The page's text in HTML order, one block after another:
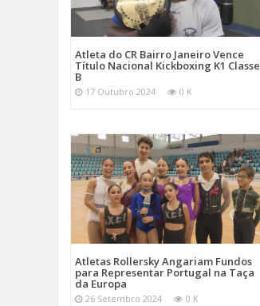
Atleta do CR Bairro Janeiro Vence
Título Nacional Kickboxing K1 Classe
B
17 Outubro 2024 0 K
Atletas Rollersky Angariam Fundos
para Representar Portugal na Taça
da Europa
26 Setembro 2024 0 K